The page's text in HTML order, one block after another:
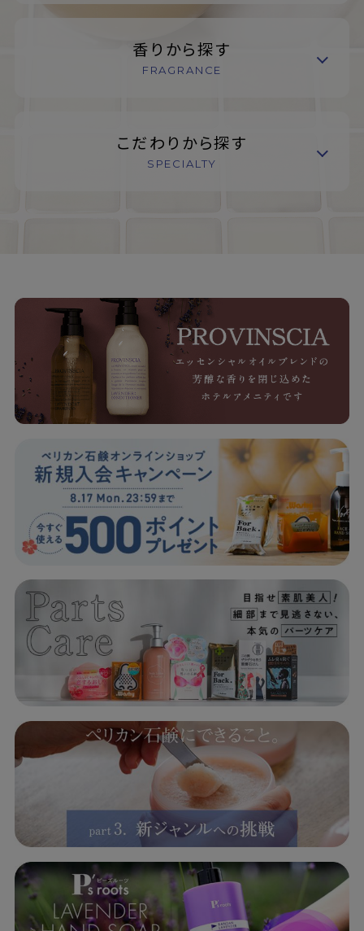
香りから探す
FRAGRANCE
こだわりから探す
SPECIALTY